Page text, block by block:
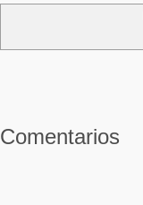
Comentarios